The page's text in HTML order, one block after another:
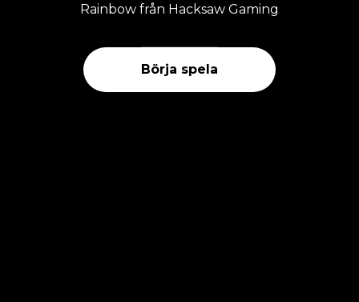
Rainbow från Hacksaw Gaming
Börja spela